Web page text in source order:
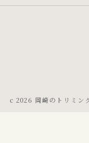
c 2026 岡崎のトリミ